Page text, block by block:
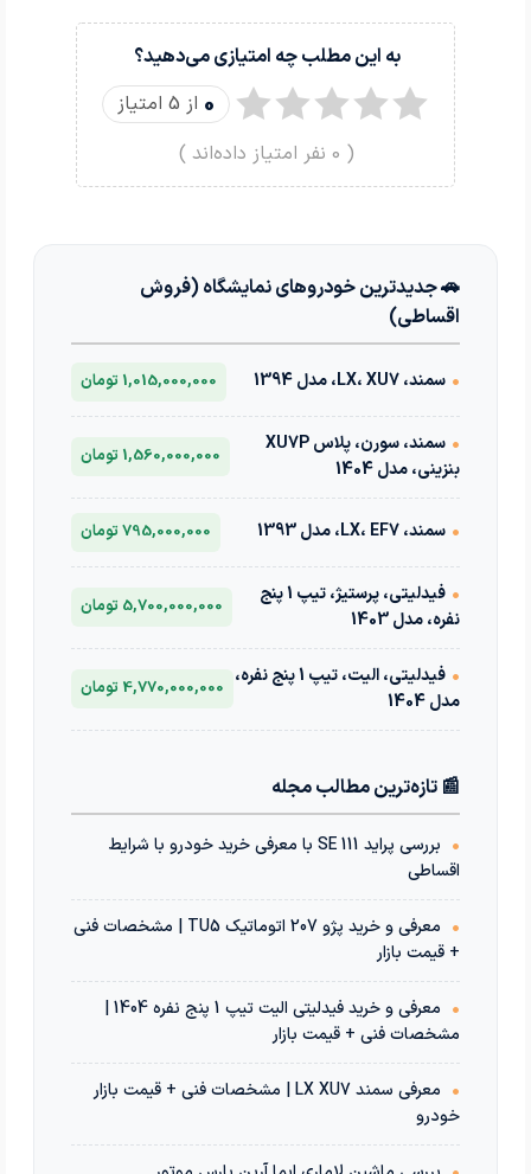
به این مطلب چه امتیازی می‌دهید؟
0 از 5 امتیاز
(
0 نفر امتیاز داده‌اند )
🚗 جدیدترین خودروهای نمایشگاه (فروش
اقساطی)
• سمند، LX، XU7، مدل 1394 1,015,000,000 تومان
•
سمند، سورن، پلاس XU7P
بنزینی، مدل 1404
1,560,000,000 تومان
• سمند، LX، EF7، مدل 1393 795,000,000 تومان
•
فیدلیتی، پرستیژ، تیپ 1 پنج
نفره، مدل 1403
5,700,000,000 تومان
•
فیدلیتی، الیت، تیپ 1 پنج نفره،
مدل 1404
4,770,000,000 تومان
📰 تازه‌ترین مطالب مجله
•
بررسی پراید 111 SE با معرفی خرید خودرو با شرایط
اقساطی
•
معرفی و خرید پژو 207 اتوماتیک TU5 | مشخصات فنی
+ قیمت بازار
•
معرفی و خرید فیدلیتی الیت تیپ 1 پنج نفره 1404 |
مشخصات فنی + قیمت بازار
•
معرفی سمند LX XU7 | مشخصات فنی + قیمت بازار
خودرو